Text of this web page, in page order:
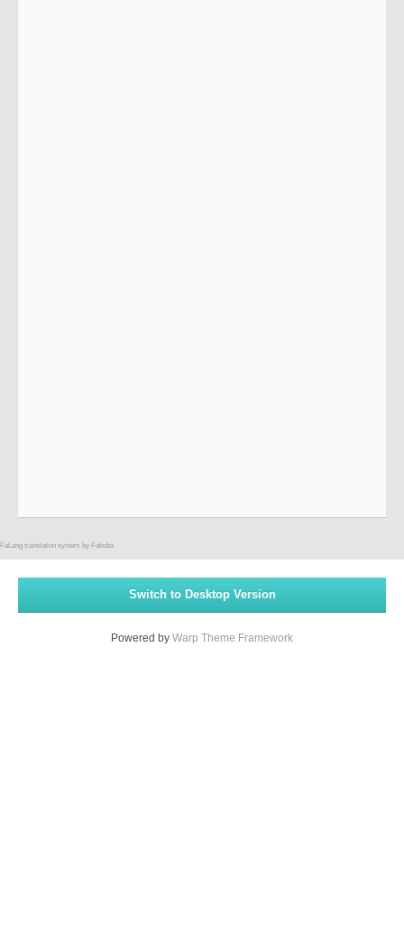
FaLang translation system by Faboba
Switch to Desktop Version
Powered by Warp Theme Framework